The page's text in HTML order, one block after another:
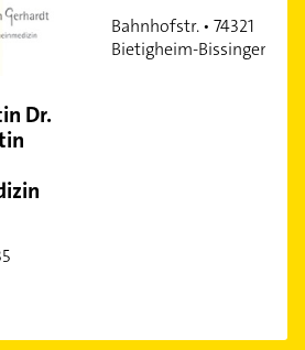
Dr.
Bahnhofstr. • 74321
Bietigheim-Bissingen